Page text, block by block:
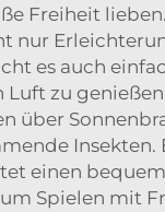
Freiheit
nur
es auch
zu
über
Insekten.
einen
Spielen mit